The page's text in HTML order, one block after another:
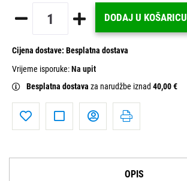
DODAJ U KOŠARICU
Cijena dostave: Besplatna dostava
Vrijeme isporuke:Na upit
Besplatna dostava za narudžbe iznad 40,00 €
OPIS